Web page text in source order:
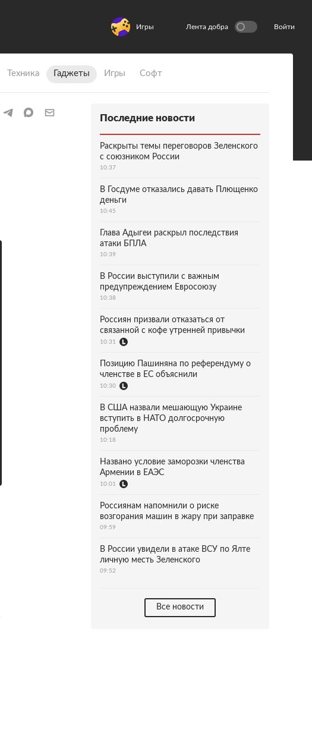
Игры Лента добра Войти
Техника Гаджеты Игры Софт
Последние новости
Раскрыты темы переговоров Зеленского
с союзником России
10:37
В Госдуме отказались давать Плющенко
деньги
10:45
Глава Адыгеи раскрыл последствия
атаки БПЛА
10:39
В России выступили с важным
предупреждением Евросоюзу
10:38
Россиян призвали отказаться от
связанной с кофе утренней привычки
10:31
Позицию Пашиняна по референдуму о
членстве в ЕС объяснили
10:30
В США назвали мешающую Украине
вступить в НАТО долгосрочную
проблему
10:18
Названо условие заморозки членства
Армении в ЕАЭС
10:01
Россиянам напомнили о риске
возгорания машин в жару при заправке
09:59
В России увидели в атаке ВСУ по Ялте
личную месть Зеленского
09:52
Все новости